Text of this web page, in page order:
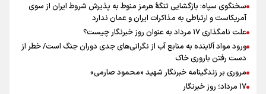
سخنگوی سپاه: بازگشایی تنگۀ هرمز منوط به پذیرش شروط ایران از سوی
آمریکاست و ارتباطی به مذاکرات ایران و عمان ندارد
علت نامگذاری ۱۷ مرداد به عنوان روز خبرنگار چیست؟
ورود مواد آلاینده به منابع آب از نگرانی‌های جدی دوران جنگ است/ خطر از
دست رفتن باروری خاک
مروری بر زندگینامه خبرنگار شهید «محمود صارمی»
۱۷ مرداد؛ روز خبرنگار